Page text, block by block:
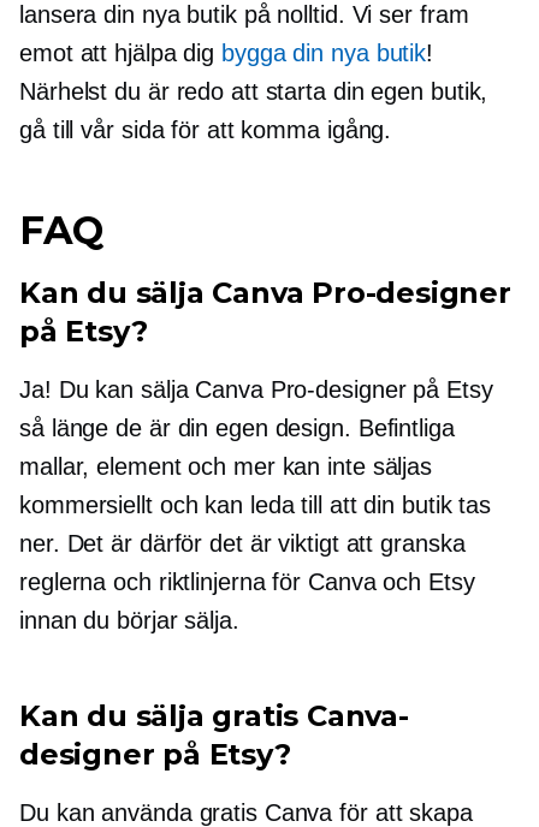
lansera din nya butik på nolltid. Vi ser fram
emot att hjälpa dig bygga din nya butik!
Närhelst du är redo att starta din egen butik,
gå till vår sida för att komma igång.
FAQ
Kan du sälja Canva Pro-designer
på Etsy?
Ja! Du kan sälja Canva Pro-designer på Etsy
så länge de är din egen design. Befintliga
mallar, element och mer kan inte säljas
kommersiellt och kan leda till att din butik tas
ner. Det är därför det är viktigt att granska
reglerna och riktlinjerna för Canva och Etsy
innan du börjar sälja.
Kan du sälja gratis Canva-
designer på Etsy?
Du kan använda gratis Canva för att skapa